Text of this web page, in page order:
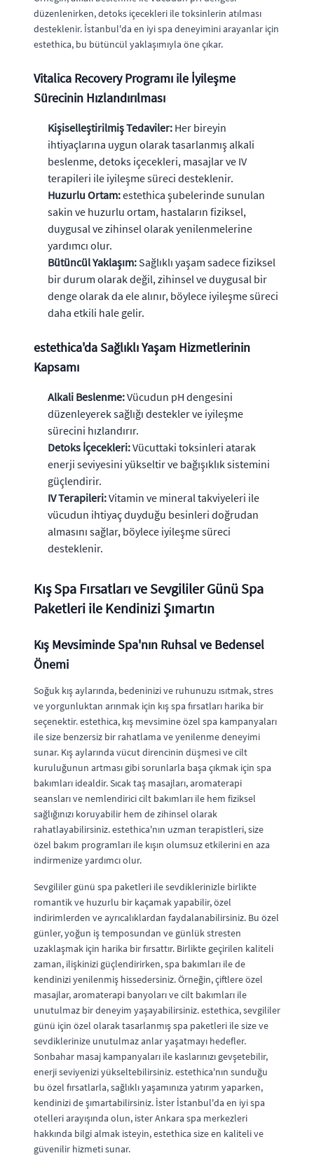
düzenlenirken, detoks içecekleri ile toksinlerin atılması
desteklenir. İstanbul'da en iyi spa deneyimini arayanlar için
estethica, bu bütüncül yaklaşımıyla öne çıkar.
Vitalica Recovery Programı ile İyileşme
Sürecinin Hızlandırılması
Kişiselleştirilmiş Tedaviler: Her bireyin
ihtiyaçlarına uygun olarak tasarlanmış alkali
beslenme, detoks içecekleri, masajlar ve IV
terapileri ile iyileşme süreci desteklenir.
Huzurlu Ortam:estethica şubelerinde sunulan
sakin ve huzurlu ortam, hastaların fiziksel,
duygusal ve zihinsel olarak yenilenmelerine
yardımcı olur.
Bütüncül Yaklaşım: Sağlıklı yaşam sadece fiziksel
bir durum olarak değil, zihinsel ve duygusal bir
denge olarak da ele alınır, böylece iyileşme süreci
daha etkili hale gelir.
estethica'da Sağlıklı Yaşam Hizmetlerinin
Kapsamı
Alkali Beslenme:Vücudun pH dengesini
düzenleyerek sağlığı destekler ve iyileşme
sürecini hızlandırır.
Detoks İçecekleri:Vücuttaki toksinleri atarak
enerji seviyesini yükseltir ve bağışıklık sistemini
güçlendirir.
IV Terapileri:Vitamin ve mineral takviyeleri ile
vücudun ihtiyaç duyduğu besinleri doğrudan
almasını sağlar, böylece iyileşme süreci
desteklenir.
Kış Spa Fırsatları ve Sevgililer Günü Spa
Paketleri ile Kendinizi Şımartın
Kış Mevsiminde Spa'nın Ruhsal ve Bedensel
Önemi
Soğuk kış aylarında, bedeninizi ve ruhunuzu ısıtmak, stres
ve yorgunluktan arınmak için kış spa fırsatları harika bir
seçenektir. estethica, kış mevsimine özel spa kampanyaları
ile size benzersiz bir rahatlama ve yenilenme deneyimi
sunar. Kış aylarında vücut direncinin düşmesi ve cilt
kuruluğunun artması gibi sorunlarla başa çıkmak için spa
bakımları idealdir. Sıcak taş masajları, aromaterapi
seansları ve nemlendirici cilt bakımları ile hem fiziksel
sağlığınızı koruyabilir hem de zihinsel olarak
rahatlayabilirsiniz. estethica'nın uzman terapistleri, size
özel bakım programları ile kışın olumsuz etkilerini en aza
indirmenize yardımcı olur.
Sevgililer günü spa paketleri ile sevdiklerinizle birlikte
romantik ve huzurlu bir kaçamak yapabilir, özel
indirimlerden ve ayrıcalıklardan faydalanabilirsiniz. Bu özel
günler, yoğun iş temposundan ve günlük stresten
uzaklaşmak için harika bir fırsattır. Birlikte geçirilen kaliteli
zaman, ilişkinizi güçlendirirken, spa bakımları ile de
kendinizi yenilenmiş hissedersiniz. Örneğin, çiftlere özel
masajlar, aromaterapi banyoları ve cilt bakımları ile
unutulmaz bir deneyim yaşayabilirsiniz. estethica, sevgililer
günü için özel olarak tasarlanmış spa paketleri ile size ve
sevdiklerinize unutulmaz anlar yaşatmayı hedefler.
Sonbahar masaj kampanyaları ile kaslarınızı gevşetebilir,
enerji seviyenizi yükseltebilirsiniz. estethica'nın sunduğu
bu özel fırsatlarla, sağlıklı yaşamınıza yatırım yaparken,
kendinizi de şımartabilirsiniz. İster İstanbul'da en iyi spa
otelleri arayışında olun, ister Ankara spa merkezleri
hakkında bilgi almak isteyin, estethica size en kaliteli ve
güvenilir hizmeti sunar.